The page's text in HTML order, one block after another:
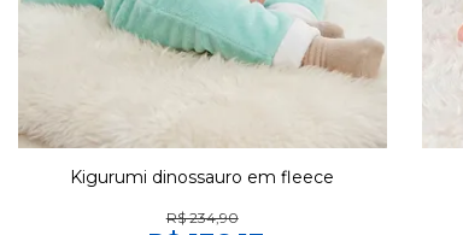
Kigurumi dinossauro em fleece
R$ 234,90